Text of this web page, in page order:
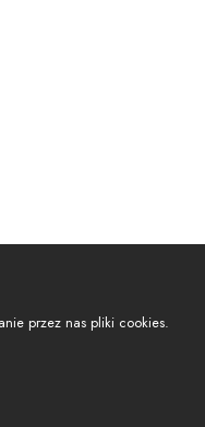
przez nas pliki cookies.